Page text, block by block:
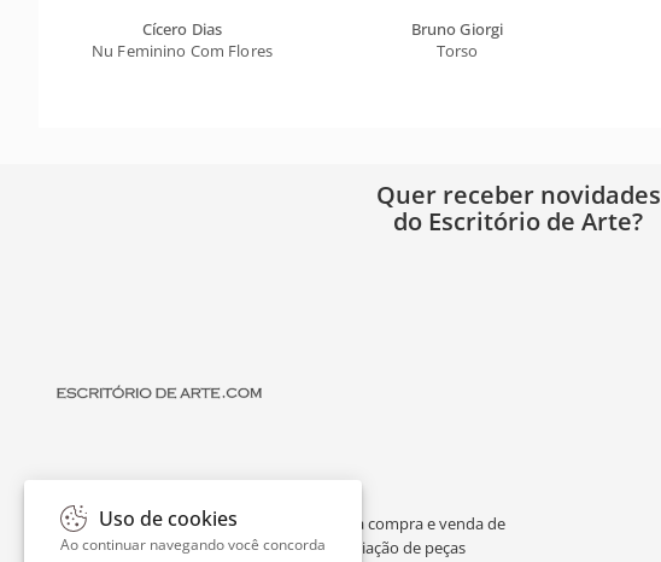
Cícero Dias
Nu Feminino Com Flores
Bruno Giorgi
Torso
Quer receber novidades
do Escritório de Arte?
O Escritório de Arte é um portal dedicado à compra e venda de
obras de arte de artistas consagrados, avaliação de peças
Uso de cookies
Ao continuar navegando você concorda